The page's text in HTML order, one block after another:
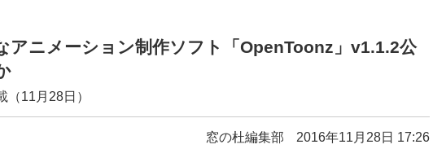
アニメーション制作ソフト「OpenToonz」v1.1.2公
（11月28日）
窓の杜編集部 2016年11月28日 17:26